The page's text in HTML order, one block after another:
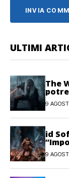
ULTIMI
The
9
id
9